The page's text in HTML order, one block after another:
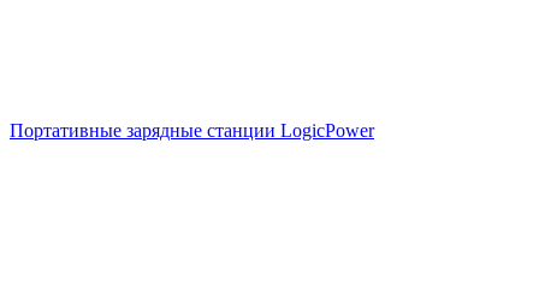
Портативные зарядные станции LogicPower